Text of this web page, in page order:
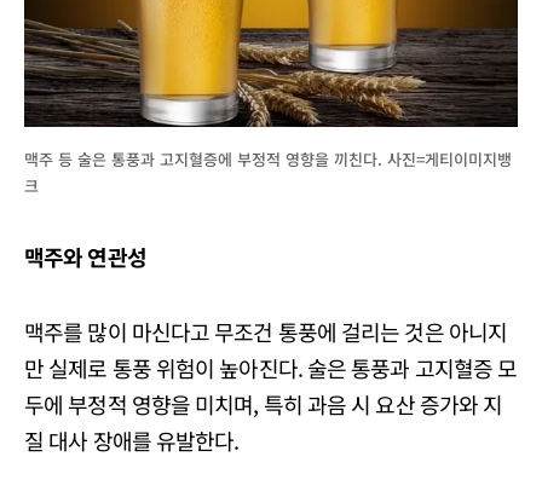
맥주 등 술은 통풍과 고지혈증에 부정적 영향을 끼친다. 사진=게티이미지뱅
크
맥주와 연관성
맥주를 많이 마신다고 무조건 통풍에 걸리는 것은 아니지
만 실제로 통풍 위험이 높아진다. 술은 통풍과 고지혈증 모
두에 부정적 영향을 미치며, 특히 과음 시 요산 증가와 지
질 대사 장애를 유발한다.